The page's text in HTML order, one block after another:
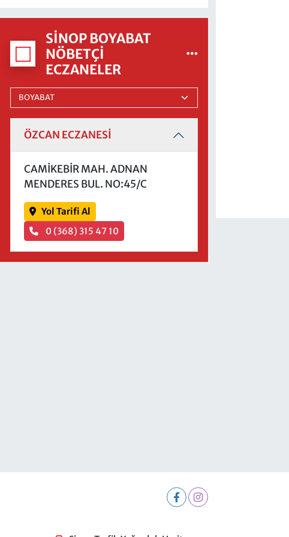
SINOP BOYABAT
NÖBETÇI
ECZANELER
ÖZCAN ECZANESİ
CAMİKEBİR MAH. ADNAN
MENDERES BUL. NO:45/C
Yol Tarifi Al
0 (368) 315 47 10